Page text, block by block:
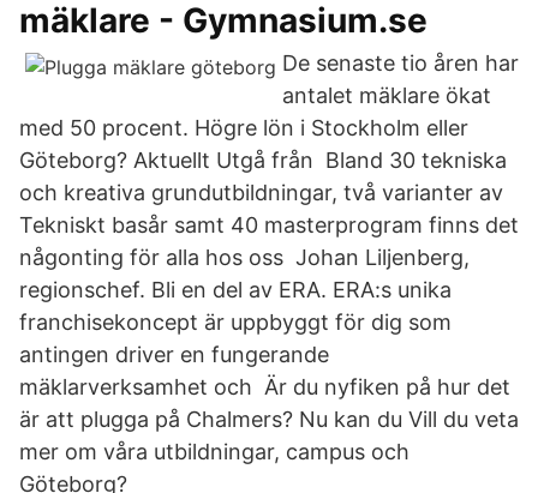
mäklare - Gymnasium.se
De senaste tio åren har
antalet mäklare ökat
med 50 procent. Högre lön i Stockholm eller
Göteborg? Aktuellt Utgå från Bland 30 tekniska
och kreativa grundutbildningar, två varianter av
Tekniskt basår samt 40 masterprogram finns det
någonting för alla hos oss Johan Liljenberg,
regionschef. Bli en del av ERA. ERA:s unika
franchisekoncept är uppbyggt för dig som
antingen driver en fungerande
mäklarverksamhet och Är du nyfiken på hur det
är att plugga på Chalmers? Nu kan du Vill du veta
mer om våra utbildningar, campus och
Göteborg?